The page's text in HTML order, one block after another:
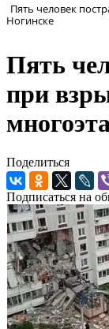
Пять человек
Ногинске
Пять
при
Поделиться
Подписаться на